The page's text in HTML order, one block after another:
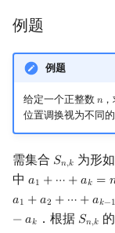
OJ 工具
LaTeX 入门
Git
构造
Alpha–Beta 剪枝
优化
后缀数组 (SA)
后缀自动机 (SAM)
后缀平衡树
广义后缀自动机
后缀树
Manacher
数论
多项式与生成函数
组合数学
线性代数
线性规划
抽象代数
ST 表
树状数组
线段树
划分树
二叉搜索树 & 平衡
跳表
斯坦纳树
拆点
连通性相关
环计数问题
最小环
2-SAT
平面最近点对
随机增量法
反演变换
计算几何杂项
约瑟夫问题
表达式求值
在一台机器上规
主元素问题
Garsia–Wachs 算法
15-puzzle
例题
例题
给定一个正整数 𝑛
n，
位置调换视为不同
需集合 𝑆𝑛,𝑘
Sn,k 为形如
中 𝑎1 + ⋯ +𝑎𝑘 =
a1 +⋯+ ak =n
𝑎1 +𝑎2 + ⋯ +𝑎𝑘−1
a1 +a 2+⋯+ak−1 +ak=
−𝑎𝑘 ．根据 𝑆𝑛,𝑘
Sn,k